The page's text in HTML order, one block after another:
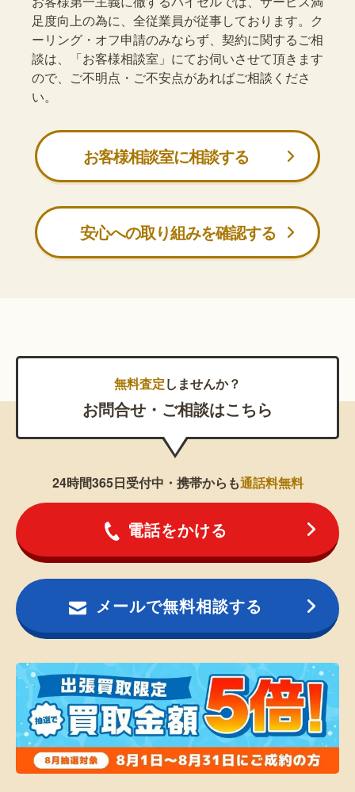
足度向上の為に、全従業員が従事しております。ク
ーリング・オフ申請のみならず、契約に関するご相
談は、「お客様相談室」にてお伺いさせて頂きます
ので、ご不明点・ご不安点があればご相談くださ
い。
お客様相談室に相談する
安心への取り組みを確認する
無料査定しませんか？
お問合せ・ご相談はこちら
24時間365日受付中・携帯からも通話料無料
電話をかける
メールで無料相談する